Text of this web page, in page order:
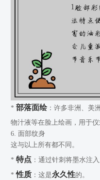
*部落面绘 ：许多非洲、美
物汁液等在脸上绘画，用于仪
6. 面部纹身
这与以上所有都不同。
*特点 ：通过针刺将墨水注入
*性质 ：这是永久性的。